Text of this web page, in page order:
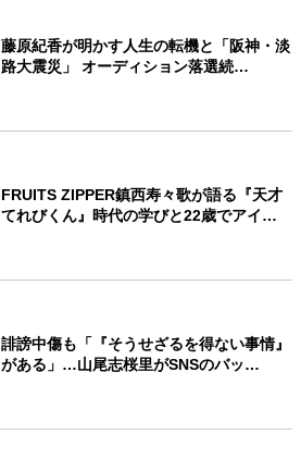
藤原紀香が明かす人生の転機と「阪神・淡
路大震災」 オーディション落選続…
FRUITS ZIPPER鎮西寿々歌が語る『天才
てれびくん』時代の学びと22歳でアイ…
誹謗中傷も「『そうせざるを得ない事情』
がある」…山尾志桜里がSNSのバッ…